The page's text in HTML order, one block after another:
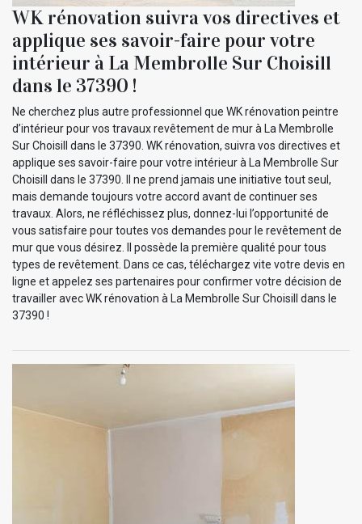
WK rénovation suivra vos directives et
applique ses savoir-faire pour votre
intérieur à La Membrolle Sur Choisill
dans le 37390 !
Ne cherchez plus autre professionnel que WK rénovation peintre
d’intérieur pour vos travaux revêtement de mur à La Membrolle
Sur Choisill dans le 37390. WK rénovation, suivra vos directives et
applique ses savoir-faire pour votre intérieur à La Membrolle Sur
Choisill dans le 37390. Il ne prend jamais une initiative tout seul,
mais demande toujours votre accord avant de continuer ses
travaux. Alors, ne réfléchissez plus, donnez-lui l’opportunité de
vous satisfaire pour toutes vos demandes pour le revêtement de
mur que vous désirez. Il possède la première qualité pour tous
types de revêtement. Dans ce cas, téléchargez vite votre devis en
ligne et appelez ses partenaires pour confirmer votre décision de
travailler avec WK rénovation à La Membrolle Sur Choisill dans le
37390 !